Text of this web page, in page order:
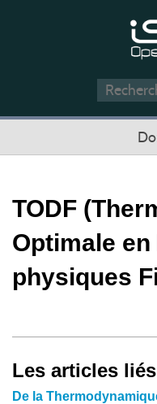
TODF
Optimale
physiques
Les articles
De la